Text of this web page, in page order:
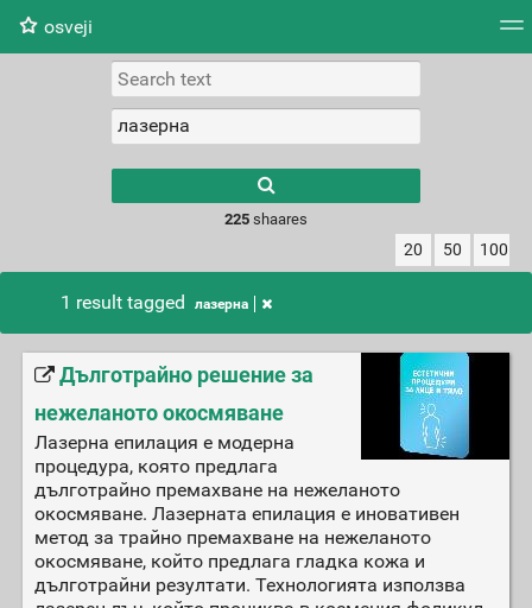
osveji
Picture wall
225shaares
20 50 100
1 result tagged лазерна
Дълготрайно решение за
нежеланото окосмяване
Лазерна епилация е модерна
процедура, която предлага
дълготрайно премахване на нежеланото
окосмяване. Лазерната епилация е иновативен
метод за трайно премахване на нежеланото
окосмяване, който предлага гладка кожа и
дълготрайни резултати. Технологията използва